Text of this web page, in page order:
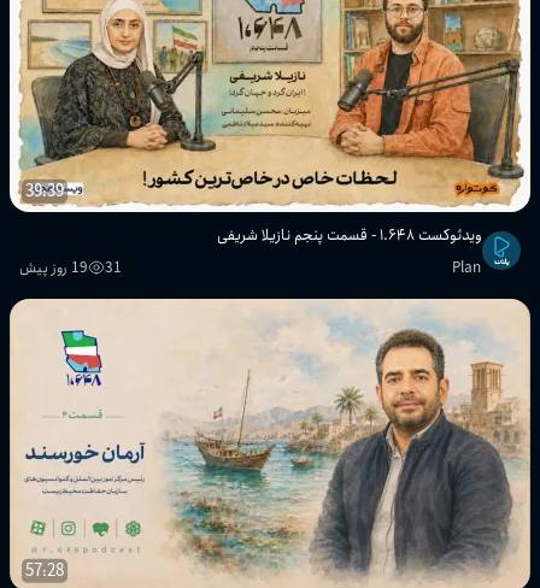
39:39
ویدئوکست ۱.۶۴۸ - قسمت پنجم نازیلا شریفی
Plan
31 19 روز پیش
57:28